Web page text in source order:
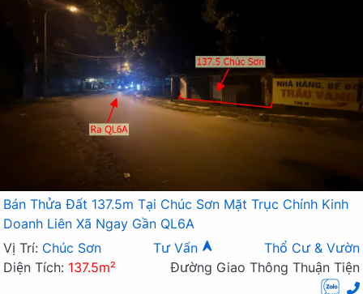
Bán Thửa Đất 137.5m Tại Chúc Sơn Mặt Trục Chính Kinh
Doanh Liên Xã Ngay Gần QL6A
Vị Trí: Chúc Sơn Tư Vấn
Thổ Cư & Vườn
Diện Tích: 137.5m² Đường Giao Thông Thuận Tiện